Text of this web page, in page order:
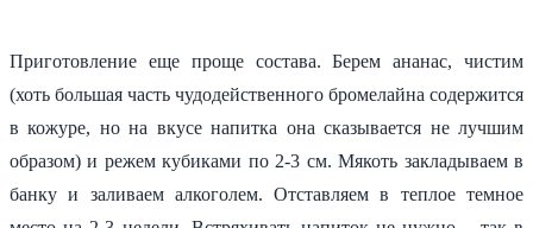
Приготовление еще проще состава. Берем ананас, чистим
(хоть большая часть чудодейственного бромелайна содержится
в кожуре, но на вкусе напитка она сказывается не лучшим
образом) и режем кубиками по 2-3 см. Мякоть закладываем в
банку и заливаем алкоголем. Отставляем в теплое темное